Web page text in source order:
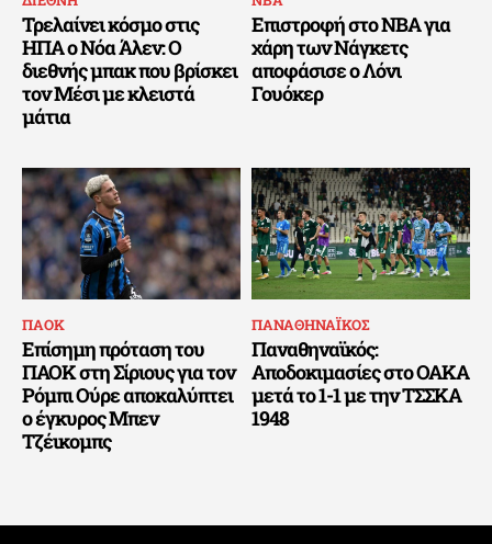
Τρελαίνει κόσμο στις
ΗΠΑ ο Νόα Άλεν: Ο
διεθνής μπακ που βρίσκει
τον Μέσι με κλειστά
μάτια
Επιστροφή στο NBA για
χάρη των Νάγκετς
αποφάσισε ο Λόνι
Γουόκερ
ΠΑΟΚ
Επίσημη πρόταση του
ΠΑΟΚ στη Σίριους για τον
Ρόμπι Ούρε αποκαλύπτει
ο έγκυρος Μπεν
Τζέικομπς
ΠΑΝΑΘΗΝΑΪΚΟΣ
Παναθηναϊκός:
Αποδοκιμασίες στο ΟΑΚΑ
μετά το 1-1 με την ΤΣΣΚΑ
1948